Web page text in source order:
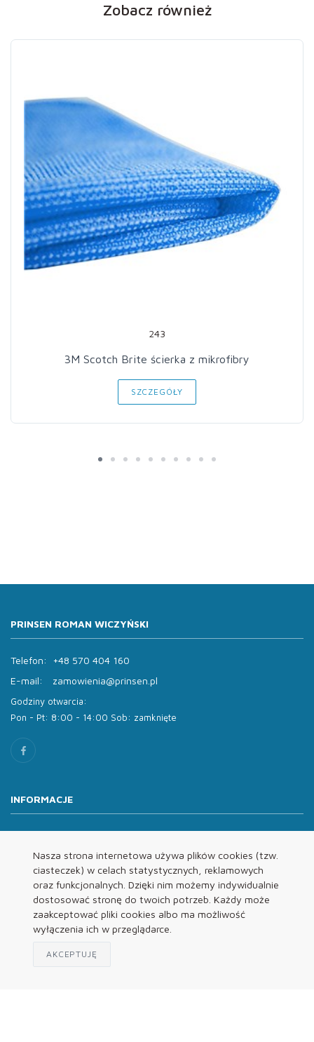
Nasza strona internetowa używa plików cookies (tzw.
ciasteczek) w celach statystycznych, reklamowych
oraz funkcjonalnych. Dzięki nim możemy indywidualnie
dostosować stronę do twoich potrzeb. Każdy może
zaakceptować pliki cookies albo ma możliwość
wyłączenia ich w przeglądarce.
AKCEPTUJĘ
Zobacz również
243
3M Scotch Brite ścierka z mikrofibry
SZCZEGÓŁY
PRINSEN ROMAN WICZYŃSKI
Telefon:
+48 570 404 160
E-mail:
zamowienia@prinsen.pl
Godziny otwarcia:
Pon - Pt: 8:00 - 14:00 Sob: zamknięte
INFORMACJE
Oferta
Kontakt
REGULAMINY
Regulamin
Polityka Prywatności